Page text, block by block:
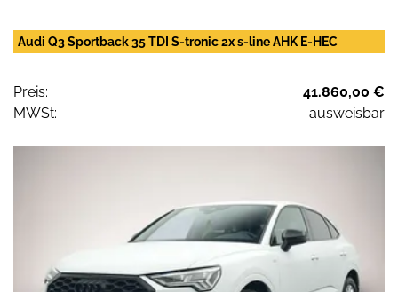
Audi Q3 Sportback 35 TDI S-tronic 2x s-line AHK E-HEC
Preis:
41.860,00 €
MWSt:
ausweisbar